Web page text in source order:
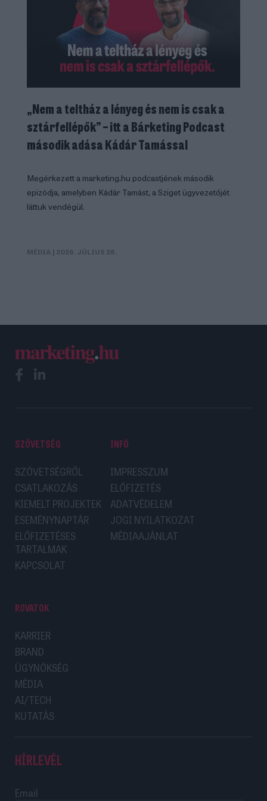
„Nem a teltház a lényeg és nem is csak a
sztárfellépők” – itt a Bárketing Podcast
második adása Kádár Tamással
Megérkezett a marketing.hu podcastjének második
epizódja, amelyben Kádár Tamást, a Sziget ügyvezetőjét
láttuk vendégül.
MÉDIA | 2026. JÚLIUS 28.
SZÖVETSÉG
SZÖVETSÉGRŐL
CSATLAKOZÁS
KIEMELT PROJEKTEK
ESEMÉNYNAPTÁR
ELŐFIZETÉSES
TARTALMAK
KAPCSOLAT
INFÓ
IMPRESSZUM
ELŐFIZETÉS
ADATVÉDELEM
JOGI NYILATKOZAT
MÉDIAAJÁNLAT
ROVATOK
KARRIER
BRAND
ÜGYNÖKSÉG
MÉDIA
AI/TECH
KUTATÁS
HÍRLEVÉL